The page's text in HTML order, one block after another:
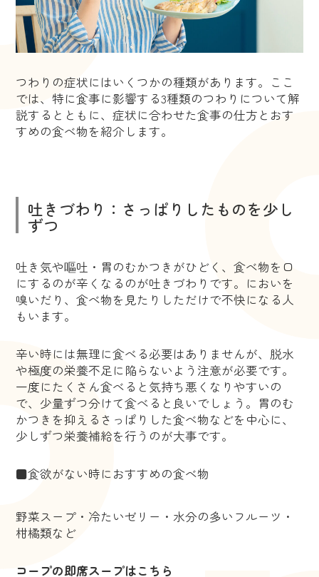
つわりの症状にはいくつかの種類があります。ここ
では、特に食事に影響する3種類のつわりについて解
説するとともに、症状に合わせた食事の仕方とおす
すめの食べ物を紹介します。
吐きづわり：さっぱりしたものを少し
ずつ
吐き気や嘔吐・胃のむかつきがひどく、食べ物を口
にするのが辛くなるのが吐きづわりです。においを
嗅いだり、食べ物を見たりしただけで不快になる人
もいます。
辛い時には無理に食べる必要はありませんが、脱水
や極度の栄養不足に陥らないよう注意が必要です。
一度にたくさん食べると気持ち悪くなりやすいの
で、少量ずつ分けて食べると良いでしょう。胃のむ
かつきを抑えるさっぱりした食べ物などを中心に、
少しずつ栄養補給を行うのが大事です。
■食欲がない時におすすめの食べ物
野菜スープ・冷たいゼリー・水分の多いフルーツ・
柑橘類など
コープの即席スープはこちら